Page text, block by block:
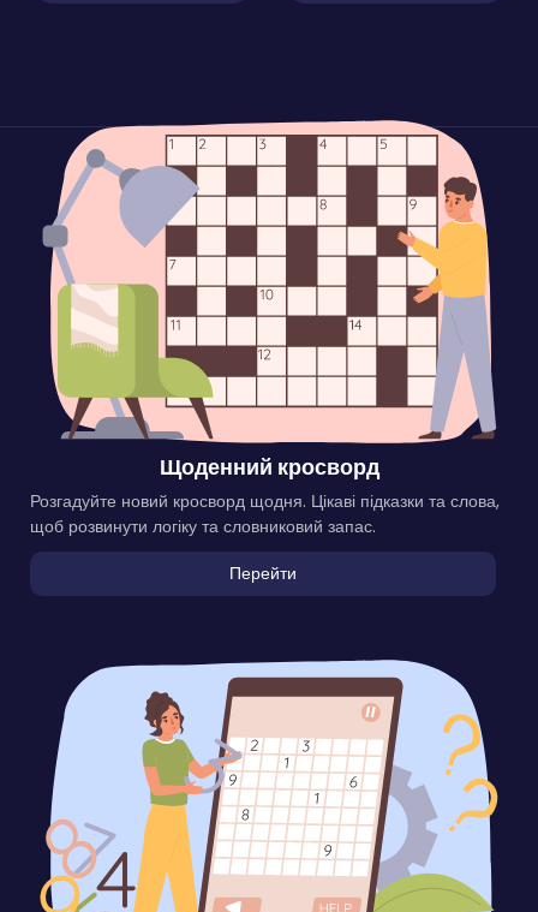
Щоденний кросворд
Розгадуйте новий кросворд щодня. Цікаві підказки та слова,
щоб розвинути логіку та словниковий запас.
Перейти